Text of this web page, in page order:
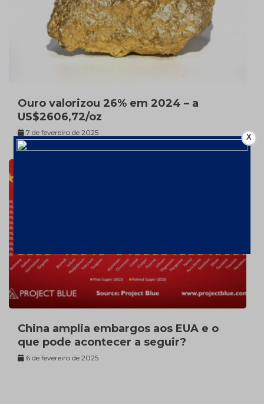
Ouro valorizou 26% em 2024 – a
US$2606,72/oz
7 de fevereiro de 2025
China amplia embargos aos EUA e o
que pode acontecer a seguir?
6 de fevereiro de 2025
X